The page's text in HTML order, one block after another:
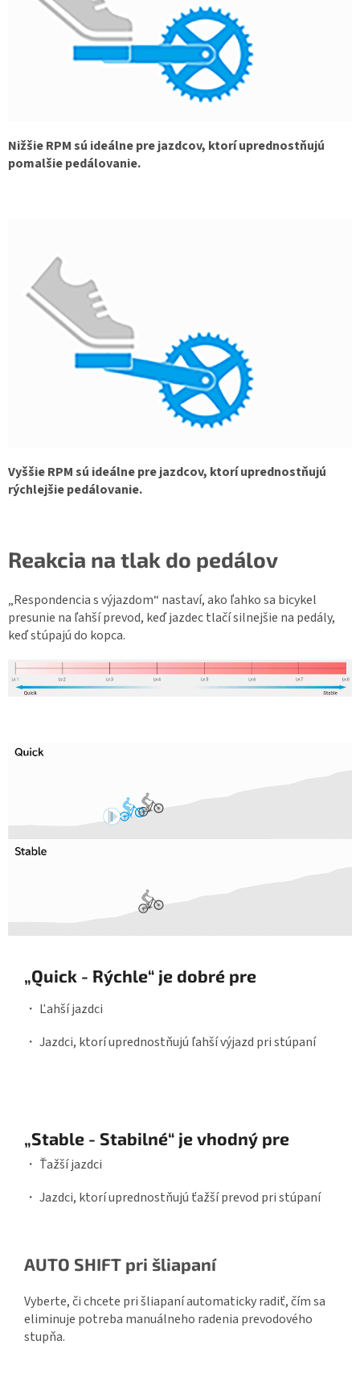
Nižšie RPM sú ideálne pre jazdcov, ktorí uprednostňujú
pomalšie pedálovanie.
Vyššie RPM sú ideálne pre jazdcov, ktorí uprednostňujú
rýchlejšie pedálovanie.
Reakcia na tlak do pedálov
„Respondencia s výjazdom“ nastaví, ako ľahko sa bicykel
presunie na ľahší prevod, keď jazdec tlačí silnejšie na pedály,
keď stúpajú do kopca.
„Quick - Rýchle“ je dobré pre
・ Ľahší jazdci
・ Jazdci, ktorí uprednostňujú ľahší výjazd pri stúpaní
„Stable - Stabilné“ je vhodný pre
・ Ťažší jazdci
・ Jazdci, ktorí uprednostňujú ťažší prevod pri stúpaní
AUTO SHIFT pri šliapaní
Vyberte, či chcete pri šliapaní automaticky radiť, čím sa
eliminuje potreba manuálneho radenia prevodového
stupňa.